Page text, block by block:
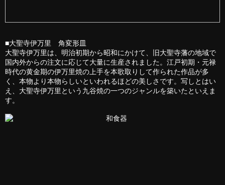
■大聖寺伊万里 角変形皿
大聖寺伊万里は、明治初期から昭和にかけて、旧大聖寺藩の地域で
国内外からの注文に応じて大量に生産されました。江戸初期・元禄
時代の黄金期の伊万里焼の上手を本歌取りして作られた作品が多
く、本物より本物らしいといわれるほどの美しさです。写しとはい
え、大聖寺伊万里という九谷焼の一つのジャンルを築いたといえま
す。